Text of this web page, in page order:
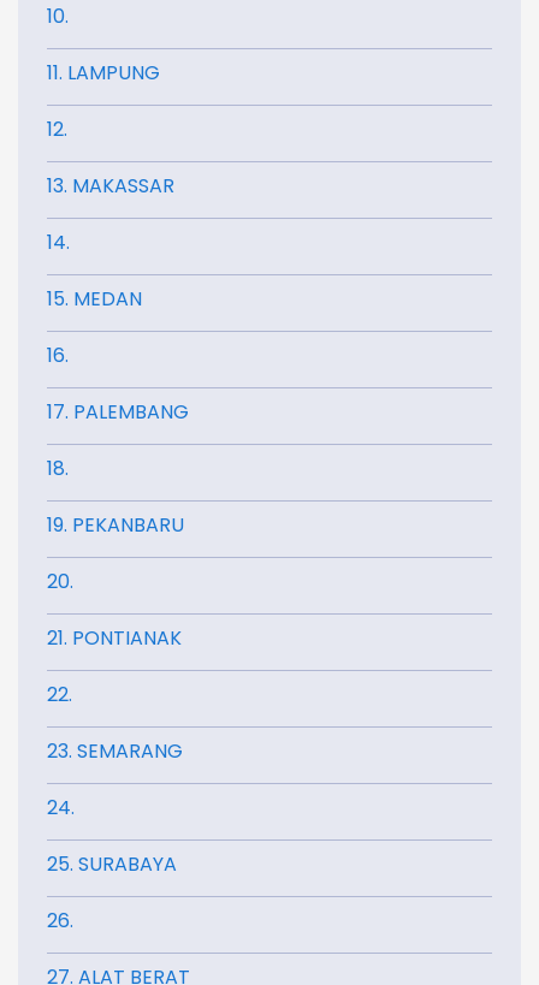
10.
11. LAMPUNG
12.
13. MAKASSAR
14.
15. MEDAN
16.
17. PALEMBANG
18.
19. PEKANBARU
20.
21. PONTIANAK
22.
23. SEMARANG
24.
25. SURABAYA
26.
27. ALAT BERAT